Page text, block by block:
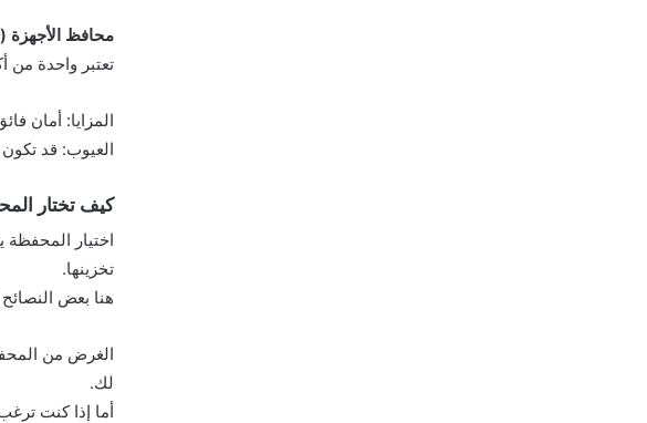
محافظ الأجهزة (Hardware Wallets):
تعتبر واحدة من
المزايا: أمان
العيوب: قد
كيف تختار
اختيار
تخزينها.
هنا بعض
الغرض من
لك.
أما إذا كنت